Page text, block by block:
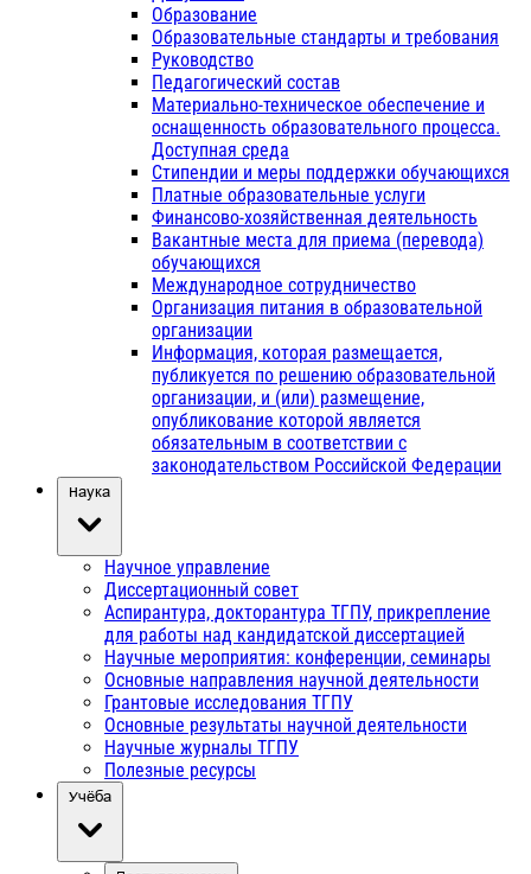
Образование
Образовательные стандарты и требования
Руководство
Педагогический состав
Материально-техническое обеспечение и
оснащенность образовательного процесса.
Доступная среда
Стипендии и меры поддержки обучающихся
Платные образовательные услуги
Финансово-хозяйственная деятельность
Вакантные места для приема (перевода)
обучающихся
Международное сотрудничество
Организация питания в образовательной
организации
Информация, которая размещается,
публикуется по решению образовательной
организации, и (или) размещение,
опубликование которой является
обязательным в соответствии с
законодательством Российской Федерации
Наука
Научное управление
Диссертационный совет
Аспирантура, докторантура ТГПУ, прикрепление
для работы над кандидатской диссертацией
Научные мероприятия: конференции, семинары
Основные направления научной деятельности
Грантовые исследования ТГПУ
Основные результаты научной деятельности
Научные журналы ТГПУ
Полезные ресурсы
Учёба